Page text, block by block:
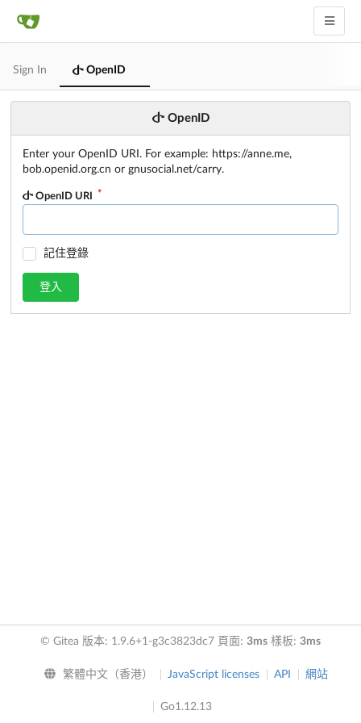
Sign In OpenID
OpenID
Enter your OpenID URI. For example: https://anne.me,
bob.openid.org.cn or gnusocial.net/carry.
OpenID URI
記住登錄
登入
© Gitea 版本: 1.9.6+1-g3c3823dc7 頁面: 3ms 樣板: 3ms
繁體中文（香港） JavaScript licenses API 網站
Go1.12.13